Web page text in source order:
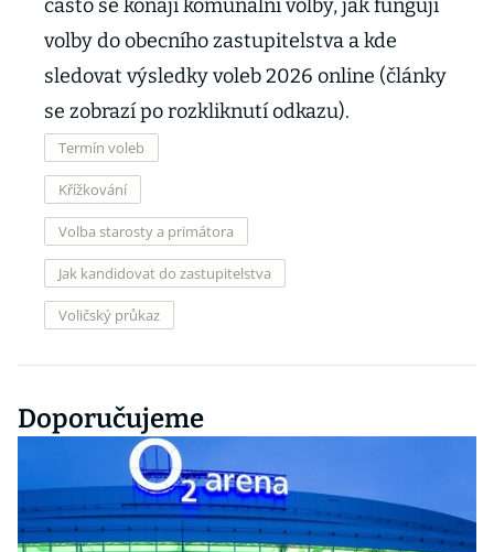
často se konají komunální volby, jak fungují
volby do obecního zastupitelstva a kde
sledovat výsledky voleb 2026 online (články
se zobrazí po rozkliknutí odkazu).
Termín voleb
Křížkování
Volba starosty a primátora
Jak kandidovat do zastupitelstva
Voličský průkaz
Doporučujeme